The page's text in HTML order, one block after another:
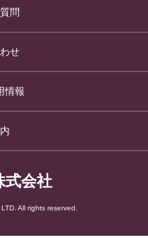
問
せ
情報
式会社
All rights reserved.